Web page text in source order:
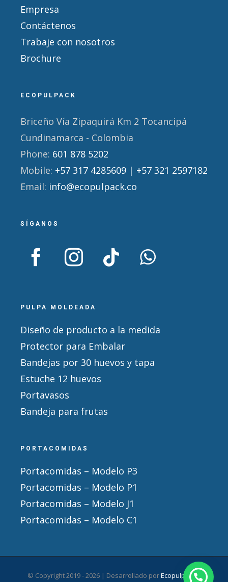
Empresa
Contáctenos
Trabaje con nosotros
Brochure
ECOPULPACK
Briceño Vía Zipaquirá Km 2 Tocancipá
Cundinamarca - Colombia
Phone: 601 878 5202
Mobile: +57 317 4285609 | +57 321 2597182
Email: info@ecopulpack.co
SÍGANOS
PULPA MOLDEADA
Diseño de producto a la medida
Protector para Embalar
Bandejas por 30 huevos y tapa
Estuche 12 huevos
Portavasos
Bandeja para frutas
PORTACOMIDAS
Portacomidas – Modelo P3
Portacomidas – Modelo P1
Portacomidas – Modelo J1
Portacomidas – Modelo C1
© Copyright 2019 -2026 | Desarrollado porEcopulpack|